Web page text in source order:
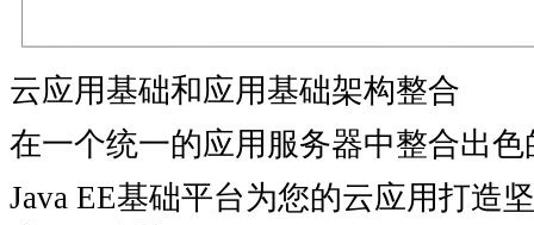
云应用基础和应用基础架构整合
在一个统一的应用服务器中整合出
Java EE基础平台为您的云应用打造